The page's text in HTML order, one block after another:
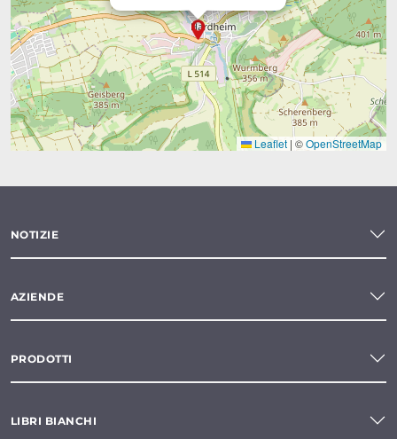
Leaflet | ©OpenStreetMap
NOTIZIE
AZIENDE
PRODOTTI
LIBRI BIANCHI